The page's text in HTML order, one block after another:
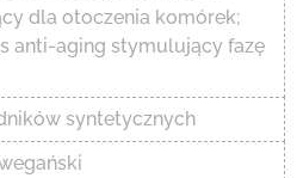
dla otoczenia komórek;
anti-aging stymulujący fazę
syntetycznych